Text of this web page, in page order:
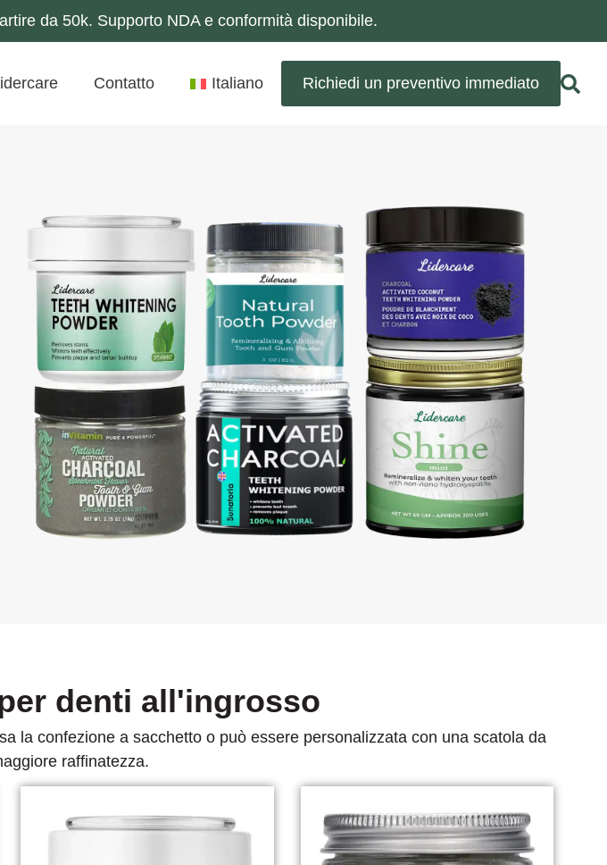
da 50k. Supporto NDA e conformità disponibile.
Contatto Italiano Richiedi un preventivo immediato
denti all'ingrosso
la confezione a sacchetto o può essere personalizzata con una scatola da
raffinatezza.